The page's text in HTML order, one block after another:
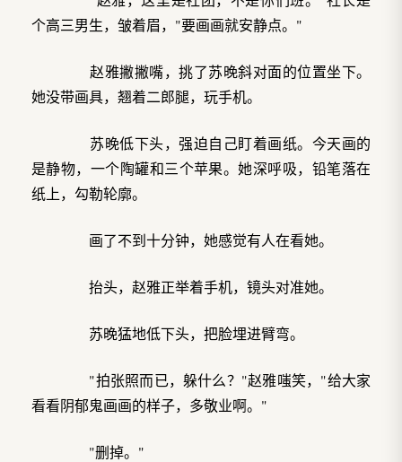
个高三男生，皱着眉，"要画画就安静点。"
赵雅撇撇嘴，挑了苏晚斜对面的位置坐下。
她没带画具，翘着二郎腿，玩手机。
苏晚低下头，强迫自己盯着画纸。今天画的
是静物，一个陶罐和三个苹果。她深呼吸，铅笔落在
纸上，勾勒轮廓。
画了不到十分钟，她感觉有人在看她。
抬头，赵雅正举着手机，镜头对准她。
苏晚猛地低下头，把脸埋进臂弯。
"拍张照而已，躲什么？"赵雅嗤笑，"给大家
看看阴郁鬼画画的样子，多敬业啊。"
"删掉。"